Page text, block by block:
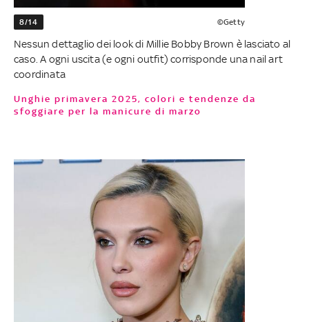
8/14 ©Getty
Nessun dettaglio dei look di Millie Bobby Brown è lasciato al
caso. A ogni uscita (e ogni outfit) corrisponde una nail art
coordinata
Unghie primavera 2025, colori e tendenze da
sfoggiare per la manicure di marzo